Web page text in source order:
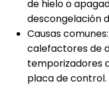
de hielo o
descongelación
Causas
calefactores de
temporizadores
placa de control.